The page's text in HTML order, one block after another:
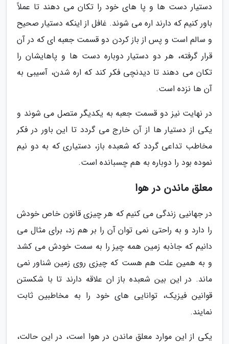
دستیار دست ها و پا های خود را تکان می دهند تا عملاً
باور کنیم که دارند اره می شوند. غافل از اینکه دستیار صحیح
و سالم است و پس از باز کردن دو قسمت جعبه ای که در آن
قرار گرفته، هر دو دستیار دوباره دست ها و پاهایشان را
تکان می دهند تا دیدنچی فکر کند که اره شدن، آسیبی به
آن ها نزده است.
در نهایت نیز دو قسمت جعبه به یکدیگر متصل می شوند و
یکی از دستیار ها از آن خارج می گردد تا این باور در فکر
مخاطب تداعی گردد که شعبده باز، دستیاری که به دو نیم
نموده بود را دوباره به هم چسبانده است.
معلق ماندن در هوا
در جهانیی زندگی می کنیم که هر چیزی قانون خاص خودش
را دارد و به راحتی نمی توان آن را بر هم زد، برای مثال می
دانیم که جاذبه زمین همه چیز را به سمت خودش می کشد
و به همین علت هم هست که چیزی روی زمین شناور نمی
ماند. در این بین شعبده باز ان علاقه دارند تا با شکستن
قوانین فیزیک، توانایی های خود را به مخاطبین ثابت
نمایند.
یکی از این موارد معلق ماندن در هوا است، در این حالت،